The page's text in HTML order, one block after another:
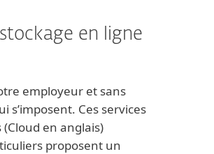
en ligne
employeur et sans
s’imposent. Ces services
en anglais)
proposent un